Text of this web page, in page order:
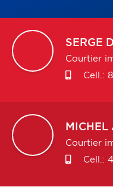
SERGE
Courtier
Cell.:
MICHEL
Courtier
Cell.: